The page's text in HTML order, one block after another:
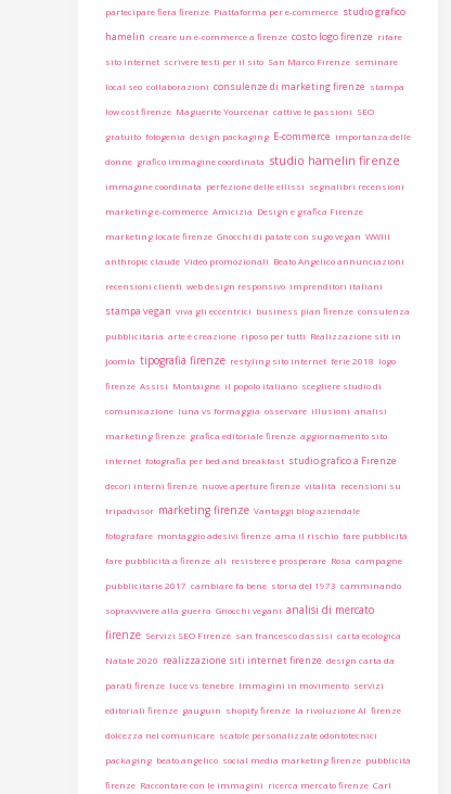
partecipare fiera firenze Piattaforma per e-commerce studio grafico
hamelin creare un e-commerce a firenze costo logo firenze rifare
sito internet scrivere testi per il sito San Marco Firenze seminare
local seo collaborazioni consulenze di marketing firenze stampa
low cost firenze Maguerite Yourcenar cattive le passioni SEO
gratuito fotogenia design packaging E-commerce importanza delle
donne grafico immagine coordinata studio hamelin firenze
immagine coordinata perfezione delle ellissi segnalibri recensioni
marketing e-commerce Amicizia Design e grafica Firenze
marketing locale firenze Gnocchi di patate con sugo vegan WWIII
anthropic claude Video promozionali Beato Angelico annunciazioni
recensioni clienti web design responsivo imprenditori italiani
stampa vegan viva gli eccentrici business plan firenze consulenza
pubblicitaria arte è creazione riposo per tutti Realizzazione siti in
Joomla tipografia firenze restyling sito internet ferie 2018 logo
firenze Assisi Montaigne il popolo italiano scegliere studio di
comunicazione luna vs formaggia osservare illusioni analisi
marketing firenze grafica editoriale firenze aggiornamento sito
internet fotografia per bed and breakfast studio grafico a Firenze
decori interni firenze nuove aperture firenze vitalità recensioni su
tripadvisor marketing firenze Vantaggi blog aziendale
fotografare montaggio adesivi firenze ama il rischio fare pubblicità
fare pubblicità a firenze ali resistere e prosperare Rosa campagne
pubblicitarie 2017 cambiare fa bene storia del 1973 camminando
sopravvivere alla guerra Gnocchi vegani analisi di mercato
firenze Servizi SEO Firenze san francesco dassisi carta ecologica
Natale 2020 realizzazione siti internet firenze design carta da
parati firenze luce vs tenebre Immagini in movimento servizi
editoriali firenze gauguin shopify firenze la rivoluzione AI firenze
dolcezza nel comunicare scatole personalizzate odontotecnici
packaging beato angelico social media marketing firenze pubblicità
firenze Raccontare con le immagini ricerca mercato firenze Carl